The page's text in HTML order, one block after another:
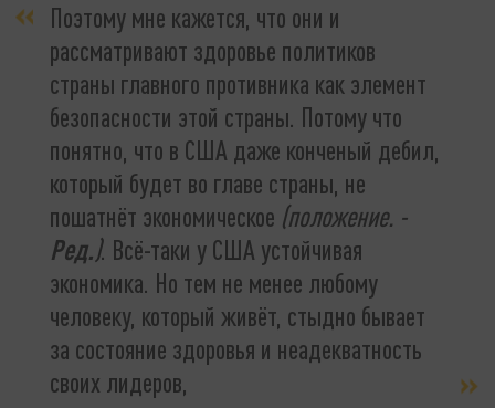
Поэтому мне кажется, что они и
рассматривают здоровье политиков
страны главного противника как элемент
безопасности этой страны. Потому что
понятно, что в США даже конченый дебил,
который будет во главе страны, не
пошатнёт экономическое (положение. -
Ред.). Всё-таки у США устойчивая
экономика. Но тем не менее любому
человеку, который живёт, стыдно бывает
за состояние здоровья и неадекватность
своих лидеров,